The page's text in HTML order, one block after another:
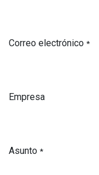
Correo electrónico *
Empresa
Asunto *